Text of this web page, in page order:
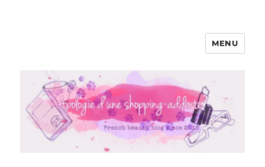
Apologie d'une Shopping-addicte
MENU